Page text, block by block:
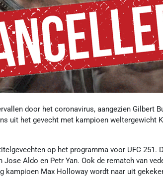
door het coronavirus, aangezien Gilbert
uit het gevecht met kampioen weltergewicht
op het programma voor UFC 251.
Aldo en Petr Yan. Ook de rematch van
kampioen Max Holloway wordt naar uit